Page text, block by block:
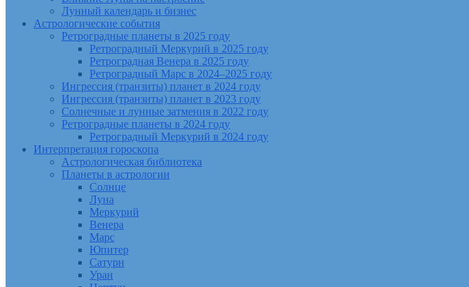
Лунный календарь и бизнес
Астрологические события
Ретроградные планеты в 2025 году
Ретроградный Меркурий в 2025 году
Ретроградная Венера в 2025 году
Ретроградный Марс в 2024–2025 году
Ингрессия (транзиты) планет в 2024 году
Ингрессия (транзиты) планет в 2023 году
Солнечные и лунные затмения в 2022 году
Ретроградные планеты в 2024 году
Ретроградный Меркурий в 2024 году
Интерпретация гороскопа
Астрологическая библиотека
Планеты в астрологии
Солнце
Луна
Меркурий
Венера
Марс
Юпитер
Сатурн
Уран